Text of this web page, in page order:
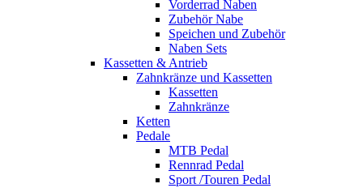
Vorderrad Naben
Zubehör Nabe
Speichen und Zubehör
Naben Sets
Kassetten & Antrieb
Zahnkränze und Kassetten
Kassetten
Zahnkränze
Ketten
Pedale
MTB Pedal
Rennrad Pedal
Sport /Touren Pedal